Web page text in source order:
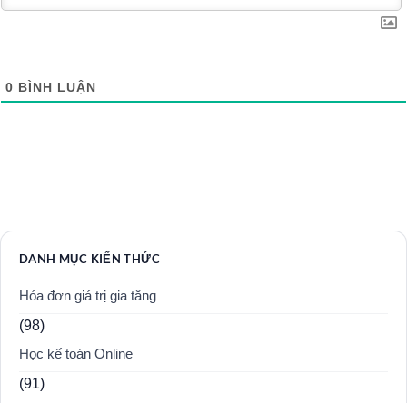
0 BÌNH LUẬN
DANH MỤC KIẾN THỨC
Hóa đơn giá trị gia tăng
(98)
Học kế toán Online
(91)